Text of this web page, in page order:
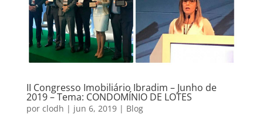
II Congresso Imobiliário Ibradim – Junho de
2019 – Tema: CONDOMÍNIO DE LOTES
por clodh | jun 6, 2019| Blog